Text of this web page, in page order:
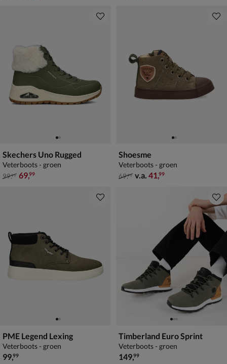
Skechers Uno Rugged
Veterboots - groen
van € 99,99 voor € 69,99
99,99 69,99
Shoesme
Veterboots - groen
van € 69,99 vanaf € 41,99
69,99 v.a. 41,99
PME Legend Lexing
Veterboots - groen
€ 99,99
99,99
Timberland Euro Sprint
Veterboots - groen
€ 149,99
149,99